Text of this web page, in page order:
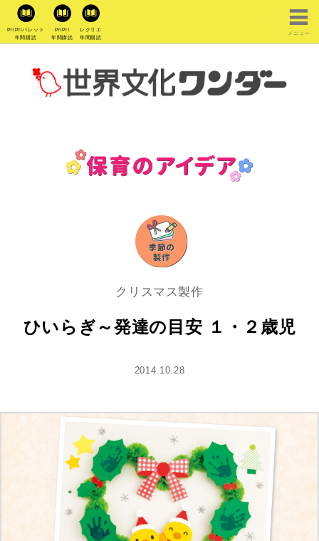
PriPriパレット
年間購読
PriPri
年間購読
レクリエ
年間購読
メニュー
クリスマス製作
ひいらぎ～発達の目安 １・２歳児
2014.10.28